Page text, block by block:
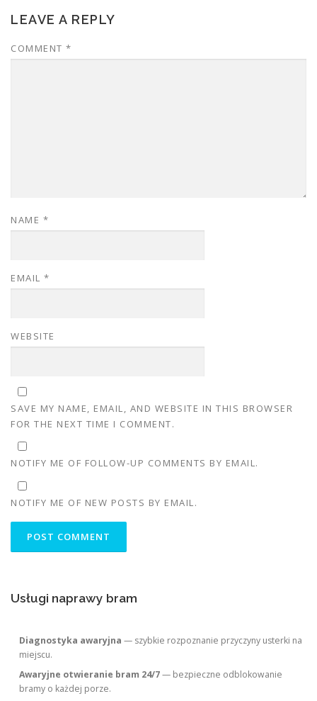
LEAVE A REPLY
COMMENT *
NAME *
EMAIL *
WEBSITE
SAVE MY NAME, EMAIL, AND WEBSITE IN THIS BROWSER
FOR THE NEXT TIME I COMMENT.
NOTIFY ME OF FOLLOW-UP COMMENTS BY EMAIL.
NOTIFY ME OF NEW POSTS BY EMAIL.
Usługi naprawy bram
Diagnostyka awaryjna — szybkie rozpoznanie przyczyny usterki na
miejscu.
Awaryjne otwieranie bram 24/7— bezpieczne odblokowanie
bramy o każdej porze.